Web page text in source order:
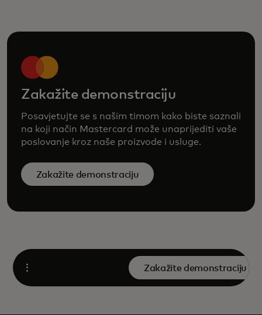
Zakažite demonstraciju
Posavjetujte se s našim timom kako biste saznali
na koji način Mastercard može unaprijediti vaše
poslovanje kroz naše proizvode i usluge.
Zakažite demonstraciju
Open
Zakažite demonstraciju